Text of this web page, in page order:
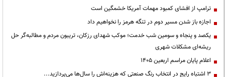
ترامپ از افشای کمبود مهمات آمریکا خشمگین است
اجازه باز شدن مسیر دوم در تنگه هرمز را نخواهیم داد
یکصد و پنجاه و سومین شب خدمت؛ موکب شهدای رزکان، تریبون مردم و مطالبه‌گر حل
ریشه‌ای مشکلات شهری
اعلام پایان مراسم اربعین ۱۴۰۵
3 اشتباه رایج در انتخاب رنگ صنعتی که هزینه‌اش را سال‌ها می‌پردازید...